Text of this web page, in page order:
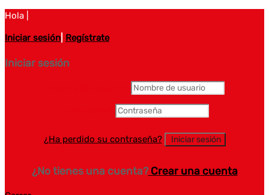
Hola |
Iniciar sesión Regístrate
Iniciar sesión
¿Ha perdido su contraseña?
¿No tienes una cuenta?Crear una cuenta